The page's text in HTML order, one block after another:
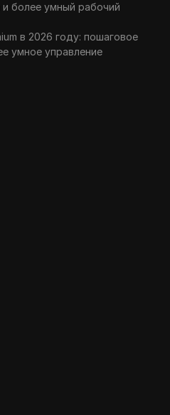
и более умный рабочий
в 2026 году: пошаговое
умное управление